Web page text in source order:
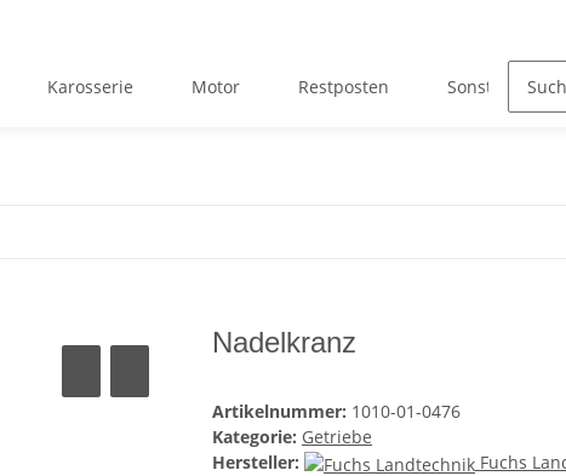
Karosserie Motor Restposten Sonstiges
Nadelkranz
Artikelnummer: 1010-01-0476
Kategorie: Getriebe
Hersteller:
Fuchs